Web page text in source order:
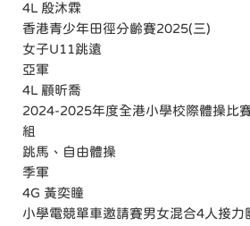
4L 殷沐霖
香港青少年田徑分齡賽2025(三)
女子U11跳遠
亞軍
4L 顧昕喬
2024-2025年度全港小學校際體操比
組
跳馬、自由體操
季軍
4G 黃奕瞳
小學電競單車邀請賽男女混合4人接力